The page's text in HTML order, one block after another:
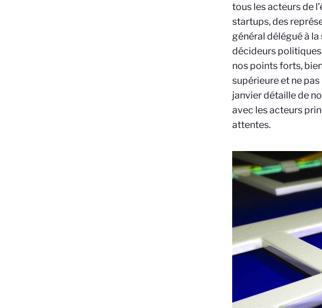
tous les acteurs de
startups, des
général délégué à la
décideurs
nos points forts,
supérieure et ne
janvier détaille de
avec les acteurs
attentes.